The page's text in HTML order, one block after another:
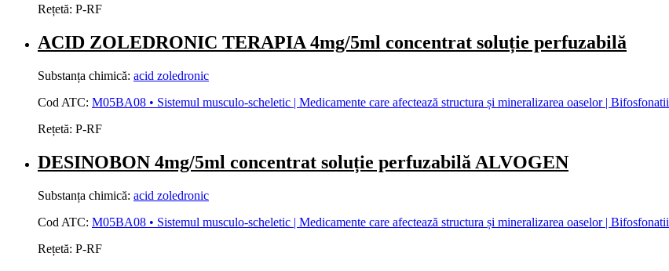
Rețetă: P-RF
ACID ZOLEDRONIC TERAPIA 4mg/5ml concentrat soluție perfuzabilă
Substanța chimică: acid zoledronic
Cod ATC: M05BA08 • Sistemul musculo-scheletic | Medicamente care afectează structura și mineralizarea oaselor | Bifosfonatii
Rețetă: P-RF
DESINOBON 4mg/5ml concentrat soluție perfuzabilă ALVOGEN
Substanța chimică: acid zoledronic
Cod ATC: M05BA08 • Sistemul musculo-scheletic | Medicamente care afectează structura și mineralizarea oaselor | Bifosfonatii
Rețetă: P-RF